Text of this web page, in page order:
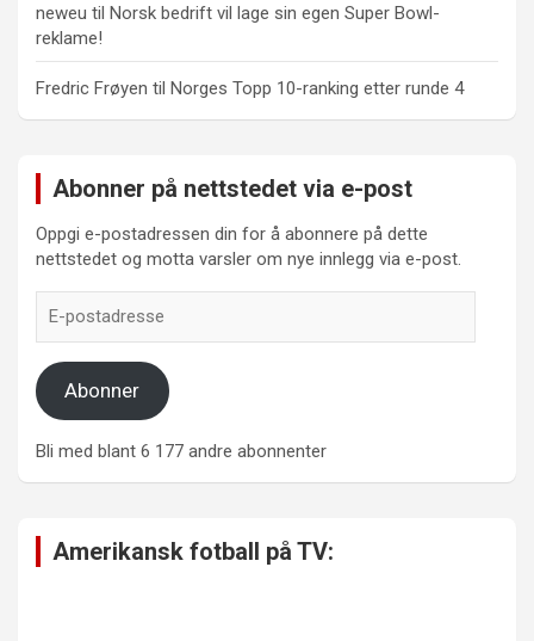
neweu til Norsk bedrift vil lage sin egen Super Bowl-
reklame!
Fredric Frøyen til Norges Topp 10-ranking etter runde 4
Abonner på nettstedet via e-post
Oppgi e-postadressen din for å abonnere på dette
nettstedet og motta varsler om nye innlegg via e-post.
postadresse
Abonner
Bli med blant 6 177 andre abonnenter
Amerikansk fotball på TV: